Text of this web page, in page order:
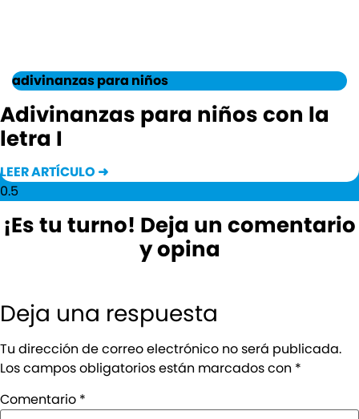
adivinanzas para niños
Adivinanzas para niños con la
letra I
LEER ARTÍCULO ➜
¡Es tu turno! Deja un comentario
y opina
Deja una respuesta
Tu dirección de correo electrónico no será publicada.
Los campos obligatorios están marcados con *
Comentario *